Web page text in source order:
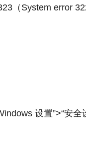
（System error
设置”>“安全